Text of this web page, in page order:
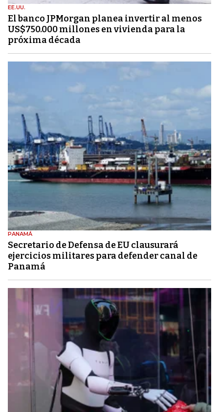
EE.UU.
El banco JPMorgan planea invertir al menos
US$750.000 millones en vivienda para la
próxima década
PANAMÁ
Secretario de Defensa de EU clausurará
ejercicios militares para defender canal de
Panamá